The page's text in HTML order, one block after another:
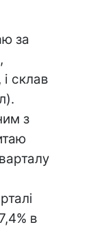
за
склав
з
в